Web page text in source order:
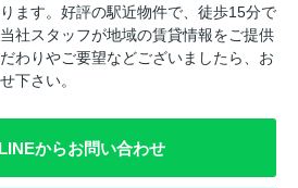
ます。好評の駅近物件で、徒歩15分で
社スタッフが地域の賃貸情報をご提供
わりやご要望などございましたら、お
下さい。
LINEからお問い合わせ